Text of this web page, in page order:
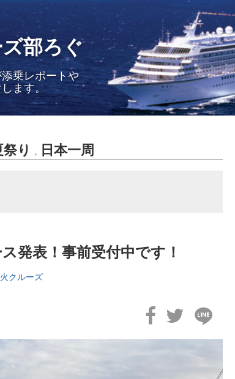
部ろぐ
乗レポートや
ます。
祭り , 日本一周
発表！事前受付中です！
クルーズ